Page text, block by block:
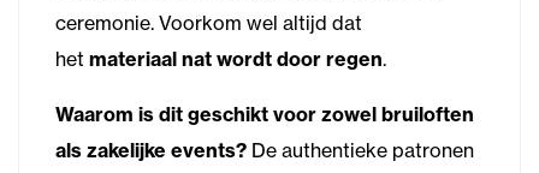
ceremonie. Voorkom wel altijd dat
het materiaal nat wordt door regen.
Waarom is dit geschikt voor zowel bruiloften
als zakelijke events? De authentieke patronen